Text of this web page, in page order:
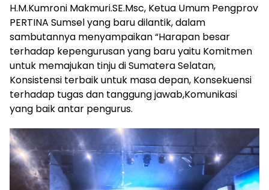
H.M.Kumroni Makmuri.SE.Msc, Ketua Umum Pengprov
PERTINA Sumsel yang baru dilantik, dalam
sambutannya menyampaikan “Harapan besar
terhadap kepengurusan yang baru yaitu Komitmen
untuk memajukan tinju di Sumatera Selatan,
Konsistensi terbaik untuk masa depan, Konsekuensi
terhadap tugas dan tanggung jawab,Komunikasi
yang baik antar pengurus.